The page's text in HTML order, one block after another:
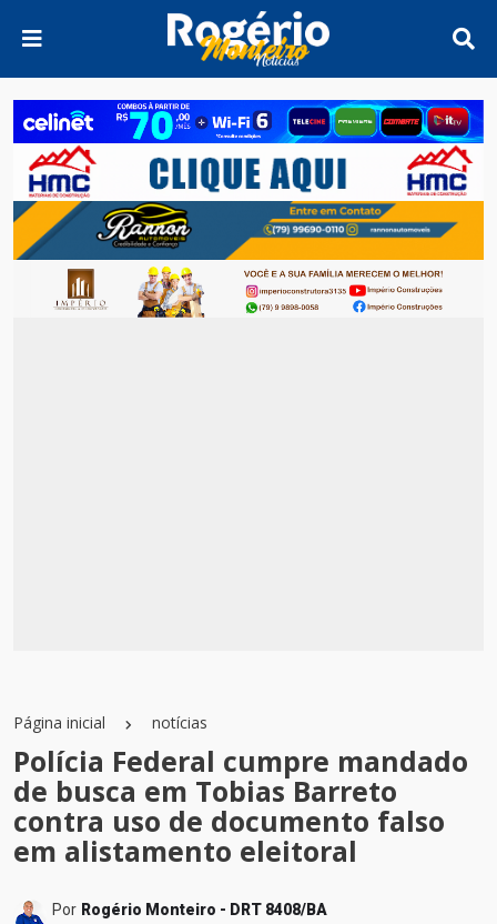
Página inicial notícias
Polícia Federal cumpre mandado
de busca em Tobias Barreto
contra uso de documento falso
em alistamento eleitoral
Por Rogério Monteiro - DRT 8408/BA